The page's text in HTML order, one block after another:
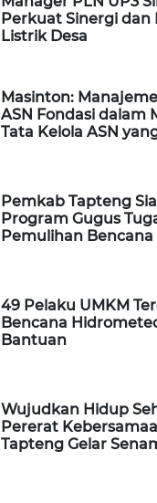
Perkuat Sinergi
Listrik Desa
Masinton:
ASN Fondasi dalam
Tata Kelola ASN
Pemkab Tapteng
Program Gugus
Pemulihan Bencana
49 Pelaku UMKM
Bencana
Bantuan
Wujudkan Hidup
Pererat
Tapteng Gelar